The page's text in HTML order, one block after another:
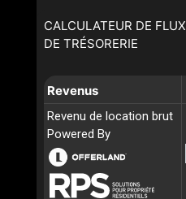
CALCULATEUR DE FLUX
DE TRÉSORERIE
Revenus
Revenu de location brut
Powered By